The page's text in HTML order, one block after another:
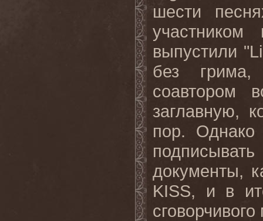
шести
выпустили
без
соавтором
заглавную,
пор. Однако
документы,
KISS, и в